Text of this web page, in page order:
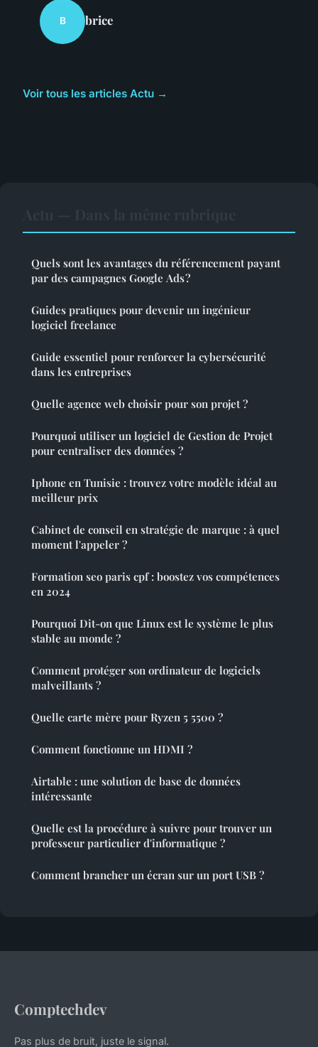
B brice
Voir tous les articles Actu →
Quels sont les avantages du référencement payant
par des campagnes Google Ads ?
Guides pratiques pour devenir un ingénieur
logiciel freelance
Guide essentiel pour renforcer la cybersécurité
dans les entreprises
Quelle agence web choisir pour son projet ?
Pourquoi utiliser un logiciel de Gestion de Projet
pour centraliser des données ?
Iphone en Tunisie : trouvez votre modèle idéal au
meilleur prix
Cabinet de conseil en stratégie de marque : à quel
moment l'appeler ?
Formation seo paris cpf : boostez vos compétences
en 2024
Pourquoi Dit-on que Linux est le système le plus
stable au monde ?
Comment protéger son ordinateur de logiciels
malveillants ?
Quelle carte mère pour Ryzen 5 5500 ?
Comment fonctionne un HDMI ?
Airtable : une solution de base de données
intéressante
Quelle est la procédure à suivre pour trouver un
professeur particulier d'informatique ?
Comment brancher un écran sur un port USB ?
Comptechdev
Pas plus de bruit, juste le signal.